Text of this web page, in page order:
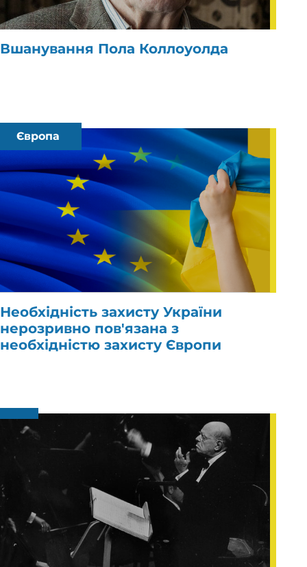
Вшанування Пола Коллоуолда
Європа
Необхідність захисту України
нерозривно пов'язана з
необхідністю захисту Європи